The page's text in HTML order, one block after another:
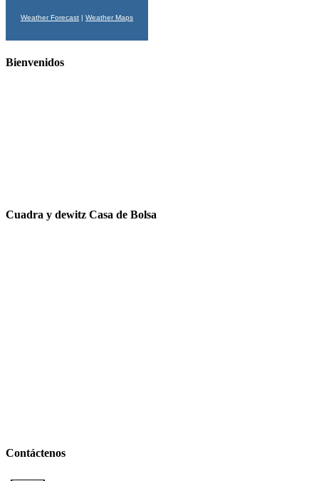
Weather Forecast Weather Maps
Bienvenidos
Cuadra y dewitz Casa de Bolsa
Contáctenos